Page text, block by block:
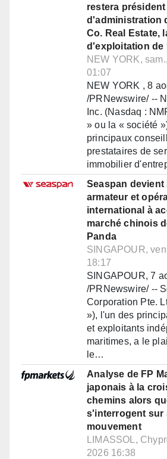
restera président
d'administration
Co. Real Estate,
d'exploitation de
NEW YORK,
01:07
NEW YORK , 8
/PRNewswire/ --
Inc. (Nasdaq :
» ou la « société
principaux
prestataires de
immobilier
Seaspan devient
armateur et
international à
marché chinois
Panda
SINGAPOUR,
18:17
SINGAPOUR, 7
/PRNewswire/ --
Corporation Pte.
»), l'un des
et exploitants
maritimes, a le
le…
Analyse de FP
japonais à la
chemins alors
s'interrogent sur
mouvement
LIMASSOL,
2026 16:38